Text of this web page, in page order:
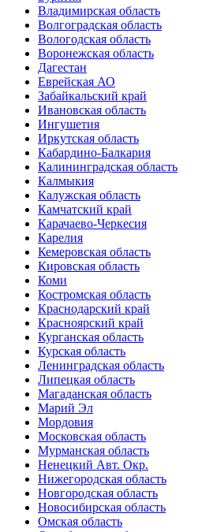
Владимирская область
Волгоградская область
Вологодская область
Воронежская область
Дагестан
Еврейская АО
Забайкальский край
Ивановская область
Ингушетия
Иркутская область
Кабардино-Балкария
Калининградская область
Калмыкия
Калужская область
Камчатский край
Карачаево-Черкесия
Карелия
Кемеровская область
Кировская область
Коми
Костромская область
Краснодарский край
Красноярский край
Курганская область
Курская область
Ленинградская область
Липецкая область
Магаданская область
Марий Эл
Мордовия
Московская область
Мурманская область
Ненецкий Авт. Окр.
Нижегородская область
Новгородская область
Новосибирская область
Омская область